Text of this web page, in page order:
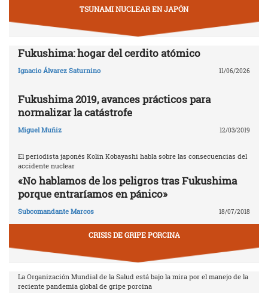
TSUNAMI NUCLEAR EN JAPÓN
Fukushima: hogar del cerdito atómico
Ignacio Álvarez Saturnino 11/06/2026
Fukushima 2019, avances prácticos para
normalizar la catástrofe
Miguel Muñiz 12/03/2019
El periodista japonés Kolin Kobayashi habla sobre las consecuencias del
accidente nuclear
«No hablamos de los peligros tras Fukushima
porque entraríamos en pánico»
Subcomandante Marcos 18/07/2018
CRISIS DE GRIPE PORCINA
La Organización Mundial de la Salud está bajo la mira por el manejo de la
reciente pandemia global de gripe porcina